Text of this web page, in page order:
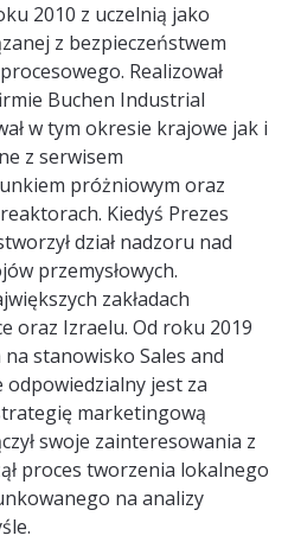
2010 z uczelnią jako
z bezpieczeństwem
Realizował
Buchen Industrial
w tym okresie krajowe jak i
z serwisem
próżniowym oraz
Kiedyś Prezes
dział nadzoru nad
przemysłowych.
zakładach
oraz Izraelu. Od roku 2019
na stanowisko Sales and
jest za
marketingową
swoje zainteresowania z
proces tworzenia lokalnego
na analizy